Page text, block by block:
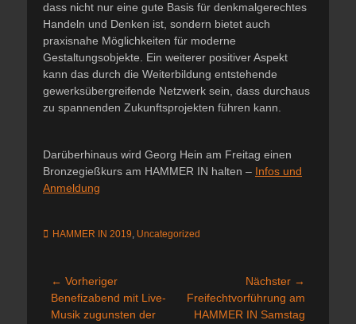
dass nicht nur eine gute Basis für denkmalgerechtes
Handeln und Denken ist, sondern bietet auch
praxisnahe Möglichkeiten für moderne
Gestaltungsobjekte. Ein weiterer positiver Aspekt
kann das durch die Weiterbildung entstehende
gewerksübergreifende Netzwerk sein, dass durchaus
zu spannenden Zukunftsprojekten führen kann.
Darüberhinaus wird Georg Hein am Freitag einen
Bronzegießkurs am HAMMER IN halten – Infos und
Anmeldung
Kategorien
HAMMER IN 2019, Uncategorized
Beitragsnavigation
← Vorheriger
Vorheriger
Beitrag:
Benefizabend mit Live-
Musik zugunsten der
Nächster →
Nächster
Beitrag:
Freifechtvorführung am
HAMMER IN Samstag